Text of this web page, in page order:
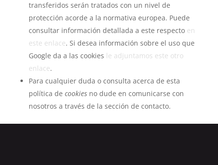
transferidos serán tratados con un nivel de
protección acorde a la normativa europea. Puede
consultar información detallada a este respecto en
este enlace. Si desea información sobre el uso que
Google da a las cookies le adjuntamos este otro
enlace.
Para cualquier duda o consulta acerca de esta
política de cookiesno dude en comunicarse con
nosotros a través de la sección de contacto.